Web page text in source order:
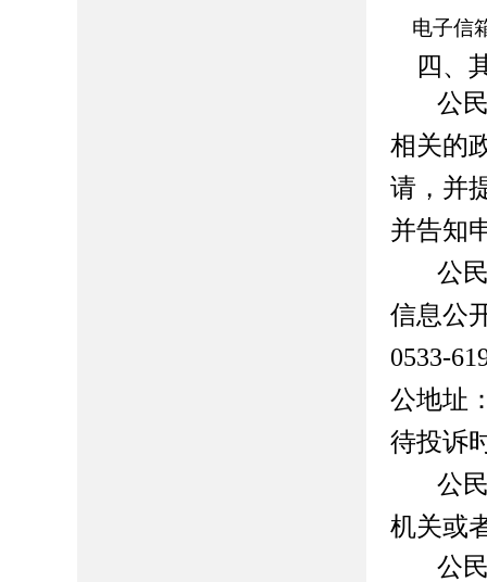
电子信
四、
公
相关的
请，并
并告知
公
信息公
0533-
公地址
待投诉
公
机关或
公